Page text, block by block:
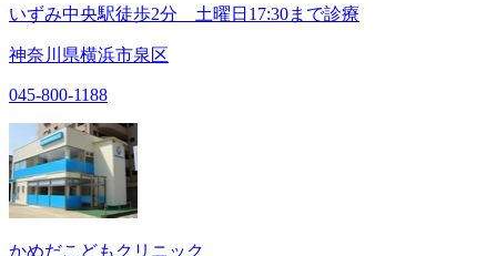
いずみ中央駅徒歩2分 土曜日17:30まで診療
神奈川県横浜市泉区
045-800-1188
かめだこどもクリニック